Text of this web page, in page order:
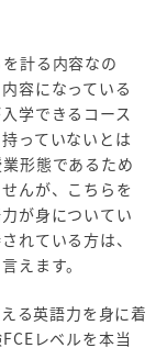
計る内容なの
容になっている
学できるコース
っていないとは
形態であるため
んが、こちらを
が身についてい
れている方は、
えます。
る英語力を身に着
レベルを本当